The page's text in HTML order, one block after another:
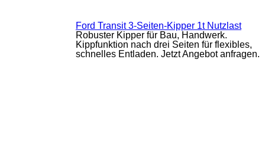
Ford Transit 3-Seiten-Kipper 1t Nutzlast
Robuster Kipper für Bau, Handwerk.
Kippfunktion nach drei Seiten für flexibles,
schnelles Entladen. Jetzt Angebot anfragen.